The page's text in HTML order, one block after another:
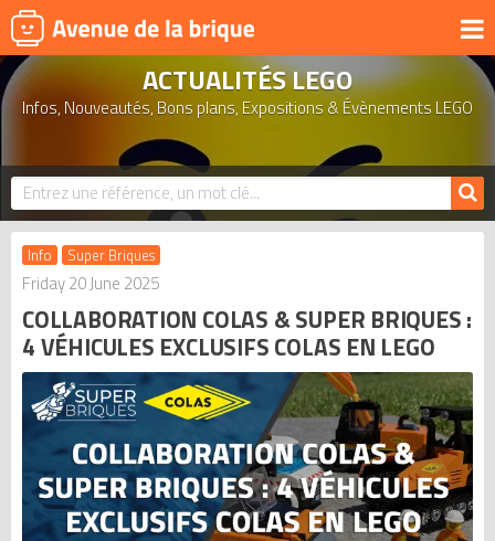
UNIVERS
PRODUITS DÉRIVÉS
NOUVEAUTÉS
LEGO 2026
BONS PLANS
ASSOCIATIONS DE FANS
EXPOSITIONS LEGO
LEGO LES PLUS CHERS
DERNIERS LEGO AJOUTÉS
ACTUALITÉS LEGO
Infos, Nouveautés, Bons plans, Expositions & Évènements LEGO
Info Super Briques
Friday 20 June 2025
COLLABORATION COLAS & SUPER BRIQUES :
4 VÉHICULES EXCLUSIFS COLAS EN LEGO